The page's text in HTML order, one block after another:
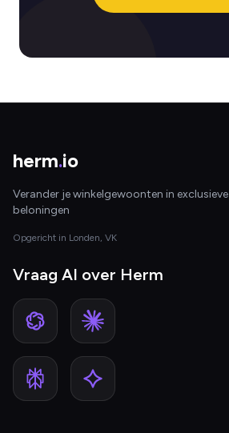
herm.io
Verander je winkelgewoonten in exclusieve
beloningen
Opgericht in Londen, VK
Vraag AI over Herm